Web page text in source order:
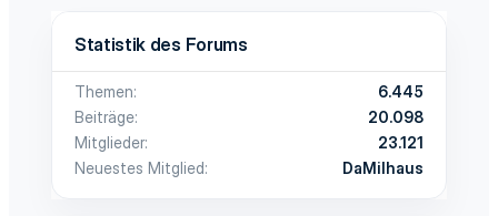
Statistik des Forums
Themen
6.445
Beiträge
20.098
Mitglieder
23.121
Neuestes Mitglied
DaMilhaus